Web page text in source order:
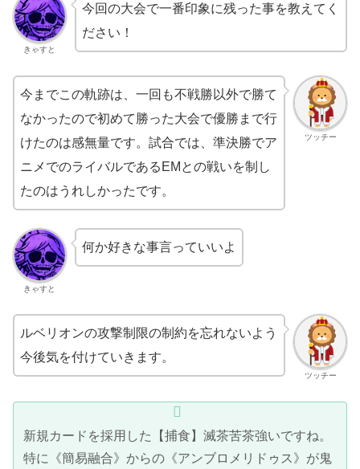
きゃすと
今回の大会で一番印象に残った事を教えてく
ださい！
ツッチー
今までこの軌跡は、一回も不戦勝以外で勝て
なかったので初めて勝った大会で優勝まで行
けたのは感無量です。試合では、準決勝でア
ニメでのライバルであるEMとの戦いを制し
たのはうれしかったです。
きゃすと
何か好きな事言っていいよ
ツッチー
ルベリオンの攻撃制限の制約を忘れないよう
今後気を付けていきます。
新規カードを採用した【捕食】滅茶苦茶強いですね。
特に《簡易融合》からの《アンブロメリドゥス》が鬼